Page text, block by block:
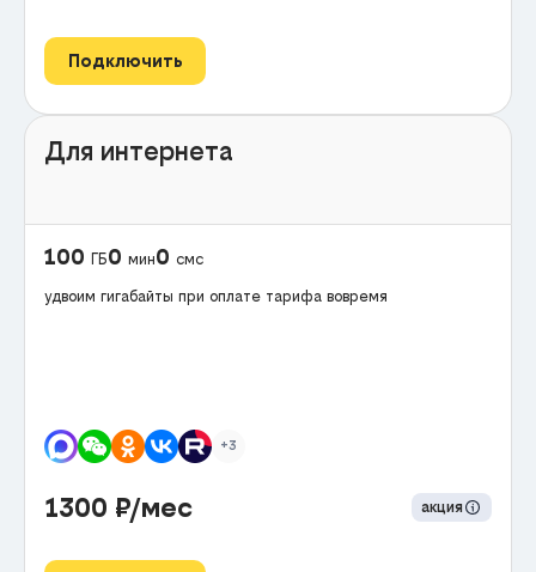
Подключить
Для интернета
100 ГБ0 мин0 смс
удвоим гигабайты при оплате тарифа вовремя
+3
1300 ₽/мес акция